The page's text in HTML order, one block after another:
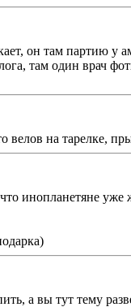
он там партию у
там один врач
велов на тарелке,
инопланетяне уже
а вы тут тему